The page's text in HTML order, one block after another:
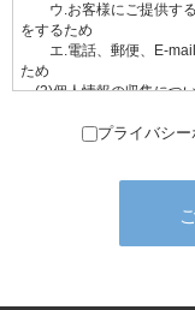
プライバシー